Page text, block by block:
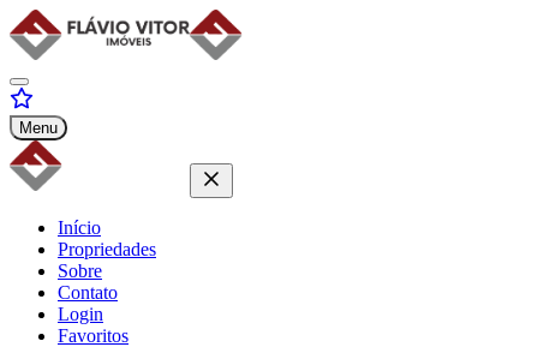
Menu
Início
Propriedades
Sobre
Contato
Login
Favoritos